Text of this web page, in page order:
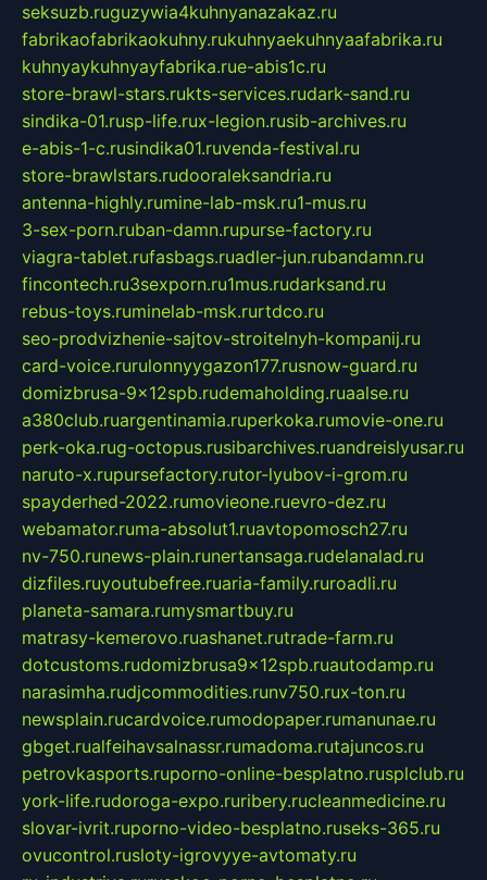
seksuzb.ruguzywia4kuhnyanazakaz.ru
fabrikaofabrikaokuhny.rukuhnyaekuhnyaafabrika.ru
kuhnyaykuhnyayfabrika.rue-abis1c.ru
store-brawl-stars.rukts-services.rudark-sand.ru
sindika-01.rusp-life.rux-legion.rusib-archives.ru
e-abis-1-c.rusindika01.ruvenda-festival.ru
store-brawlstars.rudooraleksandria.ru
antenna-highly.rumine-lab-msk.ru1-mus.ru
3-sex-porn.ruban-damn.rupurse-factory.ru
viagra-tablet.rufasbags.ruadler-jun.rubandamn.ru
fincontech.ru3sexporn.ru1mus.rudarksand.ru
rebus-toys.ruminelab-msk.rurtdco.ru
seo-prodvizhenie-sajtov-stroitelnyh-kompanij.ru
card-voice.rurulonnyygazon177.rusnow-guard.ru
domizbrusa-9x12spb.rudemaholding.ruaalse.ru
a380club.ruargentinamia.ruperkoka.rumovie-one.ru
perk-oka.rug-octopus.rusibarchives.ruandreislyusar.ru
naruto-x.rupursefactory.rutor-lyubov-i-grom.ru
spayderhed-2022.rumovieone.ruevro-dez.ru
webamator.ruma-absolut1.ruavtopomosch27.ru
nv-750.runews-plain.runertansaga.rudelanalad.ru
dizfiles.ruyoutubefree.ruaria-family.ruroadli.ru
planeta-samara.rumysmartbuy.ru
matrasy-kemerovo.ruashanet.rutrade-farm.ru
dotcustoms.rudomizbrusa9x12spb.ruautodamp.ru
narasimha.rudjcommodities.runv750.rux-ton.ru
newsplain.rucardvoice.rumodopaper.rumanunae.ru
gbget.rualfeihavsalnassr.rumadoma.rutajuncos.ru
petrovkasports.ruporno-online-besplatno.rusplclub.ru
york-life.rudoroga-expo.ruribery.rucleanmedicine.ru
slovar-ivrit.ruporno-video-besplatno.ruseks-365.ru
ovucontrol.rusloty-igrovyye-avtomaty.ru